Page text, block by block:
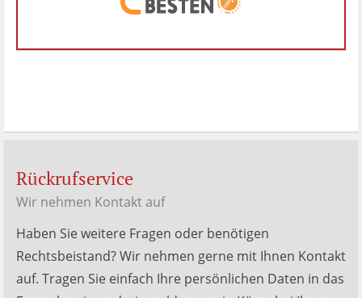
Dr. Hubert Menken
hat 4.88 von 5
Rückrufservice
Wir nehmen Kontakt auf
Haben Sie weitere Fragen oder benötigen
Rechtsbeistand? Wir nehmen gerne mit Ihnen Kontakt
auf. Tragen Sie einfach Ihre persönlichen Daten in das